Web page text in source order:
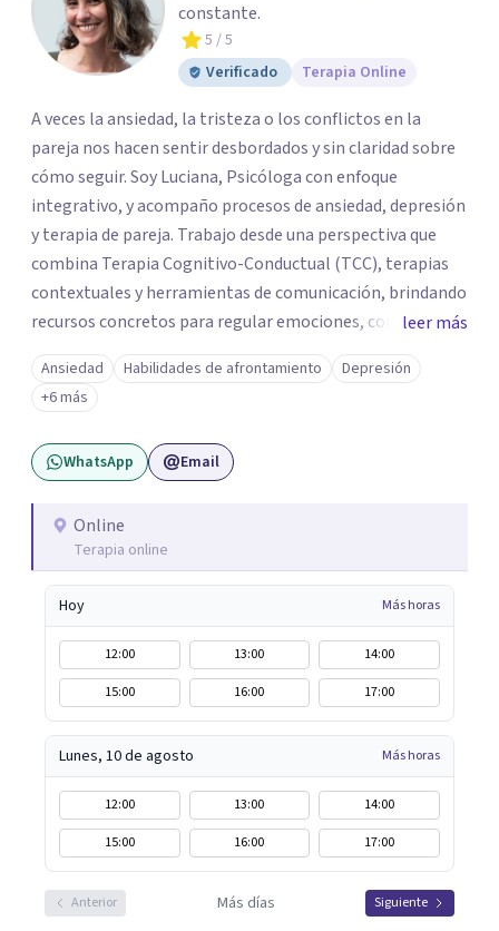
constante.
5 / 5
Verificado
Terapia Online
A veces la ansiedad, la tristeza o los conflictos en la
pareja nos hacen sentir desbordados y sin claridad sobre
cómo seguir. Soy Luciana, Psicóloga con enfoque
integrativo, y acompaño procesos de ansiedad, depresión
y terapia de pareja. Trabajo desde una perspectiva que
combina Terapia Cognitivo-Conductual (TCC), terapias
contextuales y herramientas de comunicación, brindando
recursos concretos para regular emociones, comprender
patrones y abordar las dificultades vinculares con mayor
claridad. Ofrezco sesiones individuales y terapia de pareja
en modalidad online. Si sentís que es momento de darte
un espacio para empezar un proceso personal o trabajar
en tu vínculo, podés escribirme para coordinar una
leer más
Ansiedad Habilidades de afrontamiento
Depresión
+6 más
WhatsApp Email
Online
Terapia online
Hoy Más horas
12:00 13:00
14:00
15:00
16:00 17:00
Lunes, 10 de agosto Más horas
12:00 13:00
14:00
15:00
16:00 17:00
Anterior Más días Siguiente